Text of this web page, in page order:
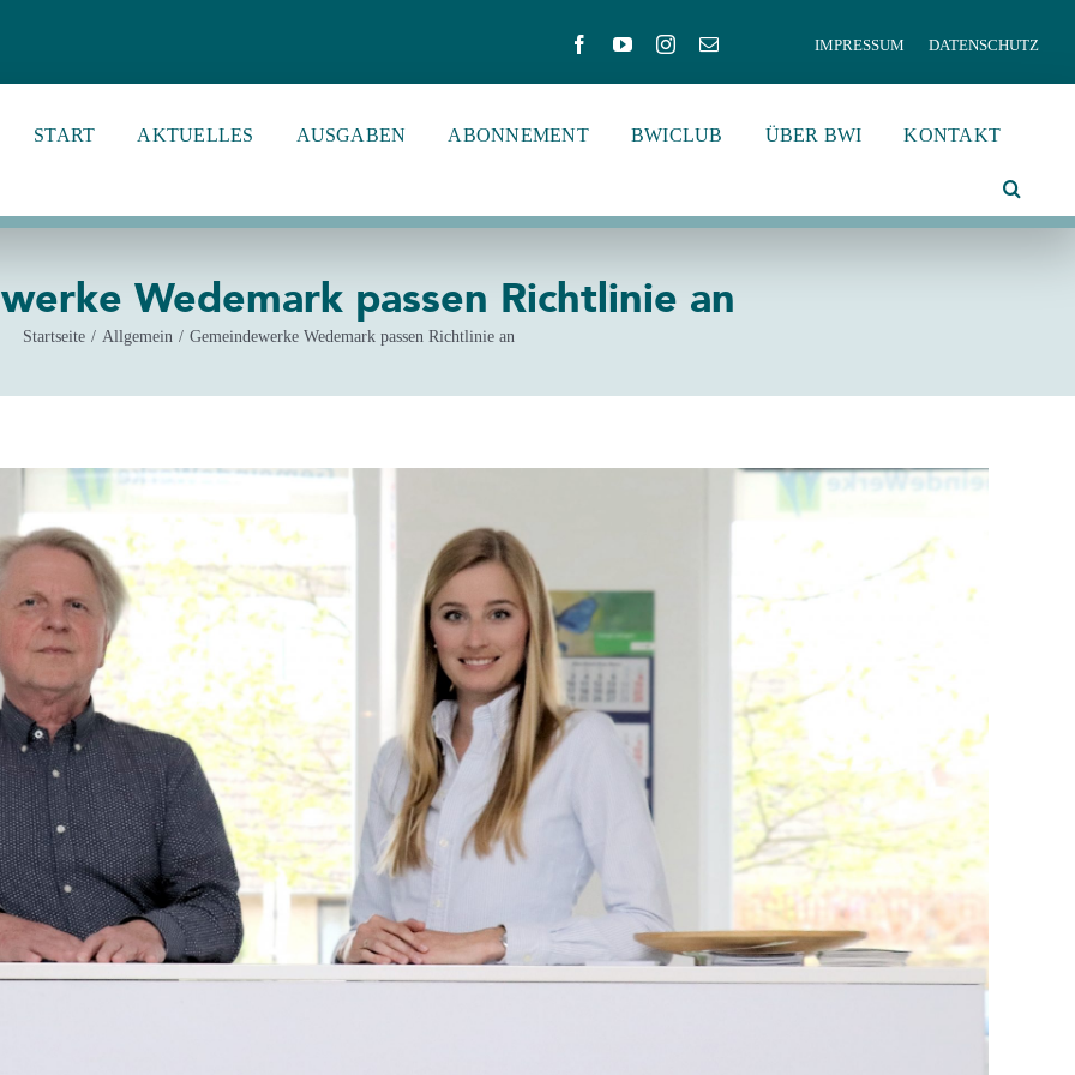
IMPRESSUM DATENSCHUTZ
START AKTUELLES AUSGABEN ABONNEMENT BWICLUB ÜBER BWI KONTAKT
Wedemark passen ­Richtlinie an
Startseite Allgemein Gemeindewerke Wedemark passen ­Richtlinie an